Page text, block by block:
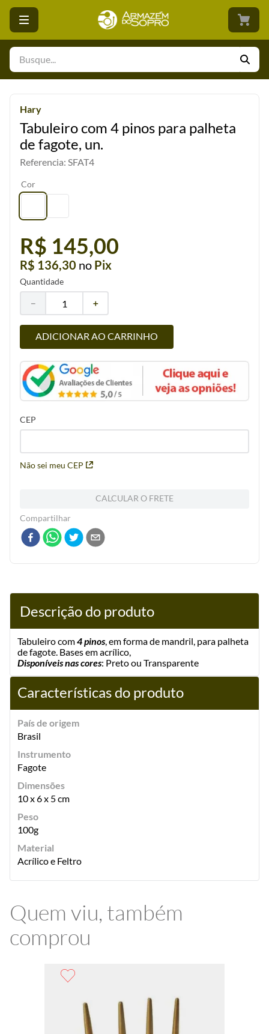
Busque...
Hary
Tabuleiro com 4 pinos para palheta
de fagote, un.
Referencia: SFAT4
Cor
R$ 145,00
R$ 136,30 no Pix
Quantidade
＋
－
ADICIONAR AO CARRINHO
CEP
Não sei meu CEP
CALCULAR O FRETE
Compartilhar
Descrição do produto
Tabuleiro com4 pinos, em forma de mandril, para palheta
de fagote. Bases em acrílico,
Disponíveis nas cores: Preto ou Transparente
Características do produto
País de origem
Brasil
Instrumento
Fagote
Dimensões
10 x 6 x 5 cm
Peso
100g
Material
Acrílico e Feltro
Quem viu, também
comprou